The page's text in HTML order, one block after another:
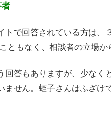
者
トで回答されている方は、
ともなく、相談者の立場か
回答もありますが、少なく
ません。蛭子さんはふざけ